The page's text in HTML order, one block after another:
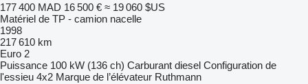
177 400 MAD 16 500 € ≈ 19 060 $US
Matériel de TP - camion nacelle
1998
217 610 km
Euro 2
Puissance 100 kW (136 ch) Carburant diesel Configuration de
l'essieu 4x2 Marque de l’élévateur Ruthmann